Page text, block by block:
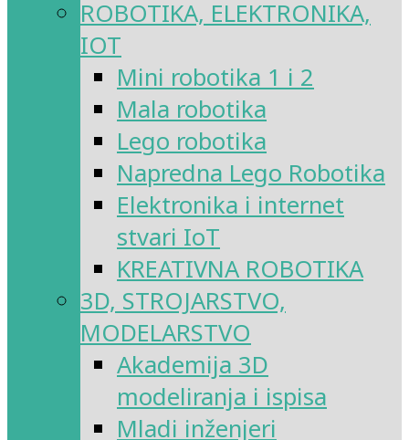
ROBOTIKA, ELEKTRONIKA,
IOT
Mini robotika 1 i 2
Mala robotika
Lego robotika
Napredna Lego Robotika
Elektronika i internet
stvari IoT
KREATIVNA ROBOTIKA
3D, STROJARSTVO,
MODELARSTVO
Akademija 3D
modeliranja i ispisa
Mladi inženjeri